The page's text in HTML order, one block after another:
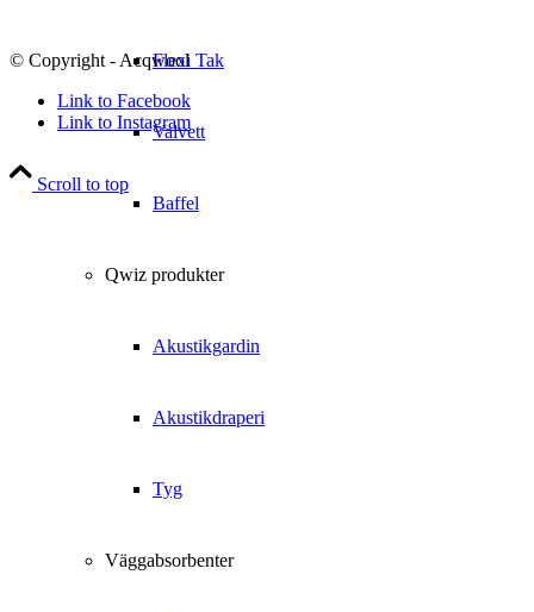
Flexi Tak
Valvett
Baffel
Qwiz produkter
Akustikgardin
Akustikdraperi
Tyg
Väggabsorbenter
© Copyright - Acqwool
Link to Facebook
Link to Instagram
Scroll to top